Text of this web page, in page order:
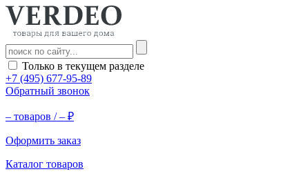
Только в текущем разделе
+7 (495) 677-95-89
Обратный звонок
– товаров /– ₽
Оформить заказ
Каталог товаров